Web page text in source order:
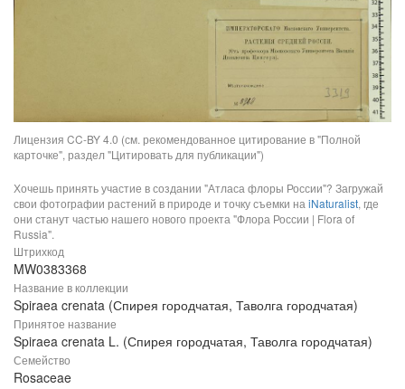
Лицензия CC-BY 4.0 (см. рекомендованное цитирование в "Полной
карточке", раздел "Цитировать для публикации")
Хочешь принять участие в создании "Атласа флоры России"? Загружай
свои фотографии растений в природе и точку съемки на iNaturalist, где
они станут частью нашего нового проекта "Флора России | Flora of
Russia".
Штрихкод
MW0383368
Название в коллекции
Spiraea crenata (Спирея городчатая, Таволга городчатая)
Принятое название
Spiraea crenata L. (Спирея городчатая, Таволга городчатая)
Семейство
Rosaceae